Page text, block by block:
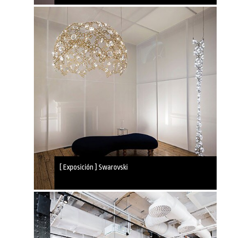
[ Exposición ] Swarovski